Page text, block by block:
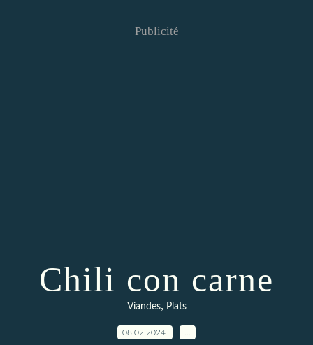
Publicité
Chili con carne
Viandes, Plats
08.02.2024